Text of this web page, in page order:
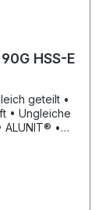
HSS-E
geteilt •
• Ungleiche
ALUNIT® •
deutlich